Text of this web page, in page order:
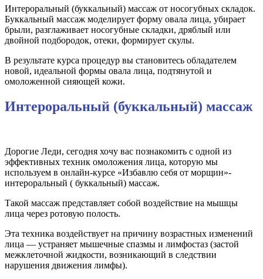
Интероральный (буккальный) массаж от носогубных складок.
Буккальный массаж моделирует форму овала лица, убирает
брыли, разглаживает носогубные складки, дряблый или
двойной подбородок, отеки, формирует скулы.
В результате курса процедур вы становитесь обладателем
новой, идеальной формы овала лица, подтянутой и
омоложенной сияющей кожи.
Интероральный (буккальный) массаж
Дорогие Леди, сегодня хочу вас познакомить с одной из
эффективных техник омоложения лица, которую мы
используем в онлайн-курсе «Избавлю себя от морщин»-
интероральный ( буккальный) массаж.
Такой массаж представляет собой воздействие на мышцы
лица через ротовую полость.
Эта техника воздействует на причину возрастных изменений
лица — устраняет мышечные спазмы и лимфостаз (застой
межклеточной жидкости, возникающий в следствии
нарушения движения лимфы).